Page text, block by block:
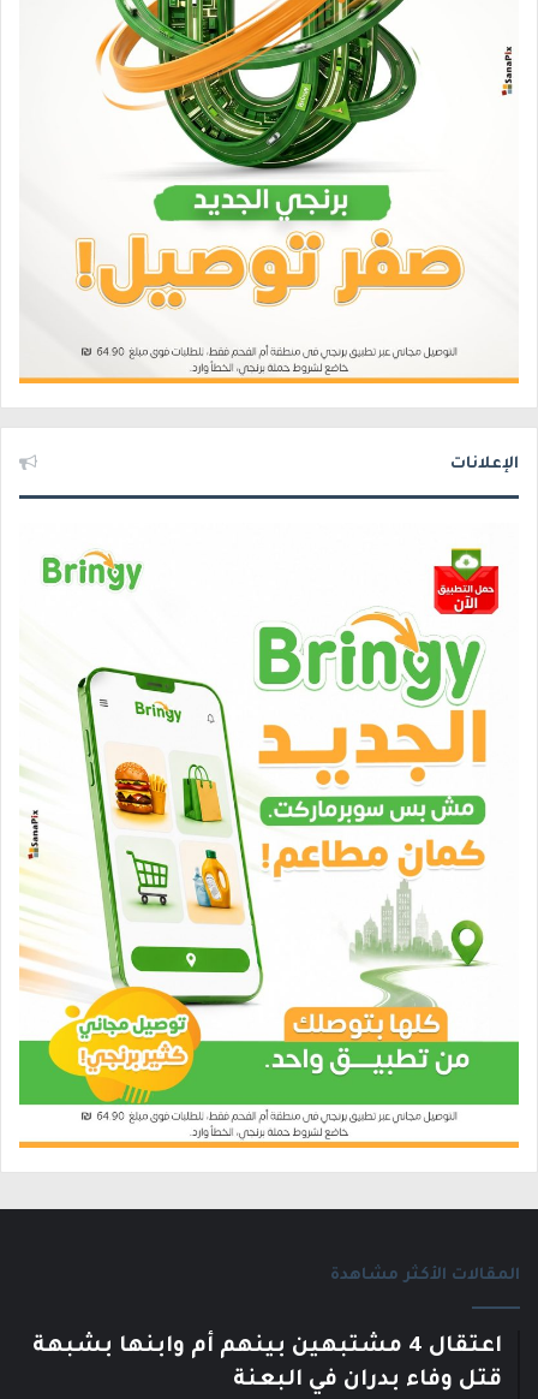
الإعلانات
المقالات الأكثر مشاهدة
اعتقال 4 مشتبهين بينهم أم وابنها بشبهة
قتل وفاء بدران في البعنة